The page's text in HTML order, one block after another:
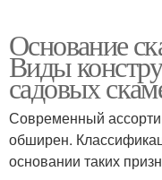
Основание
Виды
садовых
Современный
обширен.
основании таких